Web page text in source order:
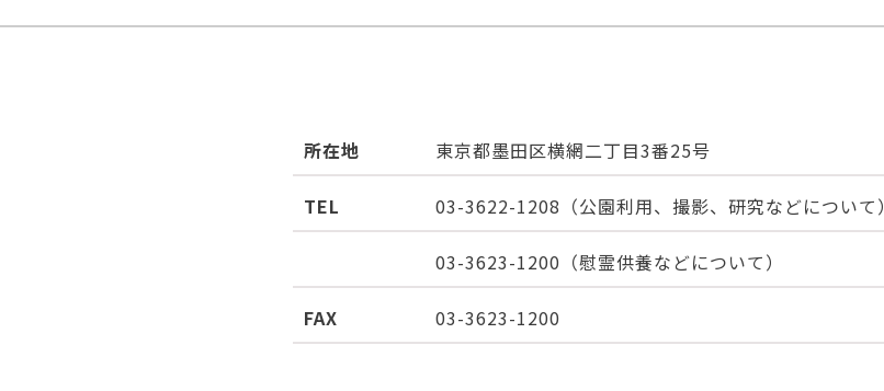
所在地 東京都墨田区横網二丁目3番25号
TEL 03-3622-1208 （公園利用、撮影、研究などについて）
03-3623-1200 （慰霊供養などについて）
FAX 03-3623-1200